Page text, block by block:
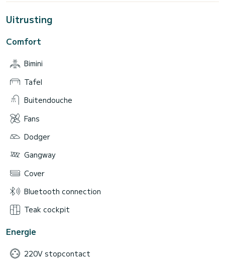
Uitrusting
Comfort
Bimini
Tafel
Buitendouche
Fans
Dodger
Gangway
Cover
Bluetooth connection
Teak cockpit
Energie
220V stopcontact